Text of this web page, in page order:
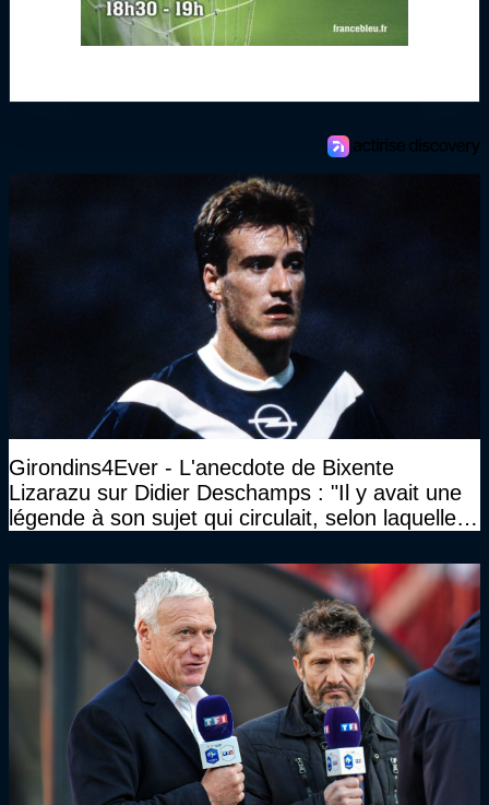
Girondins4Ever - L'anecdote de Bixente
Lizarazu sur Didier Deschamps : "Il y avait une
légende à son sujet qui circulait, selon laquelle il